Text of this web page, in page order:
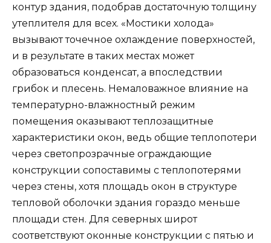
контур здания, подобрав достаточную толщину
утеплителя для всех. «Мостики холода»
вызывают точечное охлаждение поверхностей,
и в результате в таких местах может
образоваться конденсат, а впоследствии
грибок и плесень. Немаловажное влияние на
температурно-влажностный режим
помещения оказывают теплозащитные
характеристики окон, ведь общие теплопотери
через светопрозрачные ограждающие
конструкции сопоставимы с теплопотерями
через стены, хотя площадь окон в структуре
тепловой оболочки здания гораздо меньше
площади стен. Для северных широт
соответствуют оконные конструкции с пятью и